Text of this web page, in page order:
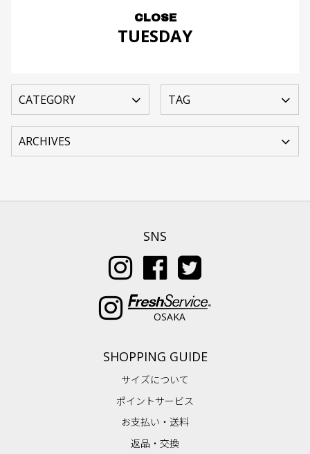
CLOSE
TUESDAY
SNS
OSAKA
SHOPPING GUIDE
サイズについて
ポイントサービス
お支払い・送料
返品・交換